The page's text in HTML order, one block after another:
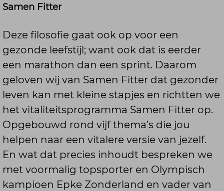
Samen Fitter
Deze filosofie gaat ook op voor een
gezonde leefstijl; want ook dat is eerder
een marathon dan een sprint. Daarom
geloven wij van Samen Fitter dat gezonder
leven kan met kleine stapjes en richtten we
het vitaliteitsprogramma Samen Fitter op.
Opgebouwd rond vijf thema’s die jou
helpen naar een vitalere versie van jezelf.
En wat dat precies inhoudt bespreken we
met voormalig topsporter en Olympisch
kampioen Epke Zonderland en vader van